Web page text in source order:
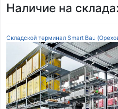
Наличие на
Складской терминал Smart Bau